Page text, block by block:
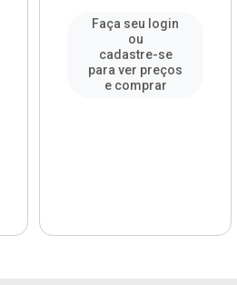
Faça seu login
ou
cadastre-se
para ver preços
e comprar